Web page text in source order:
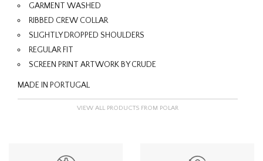
GARMENT WASHED
RIBBED CREW COLLAR
SLIGHTLY DROPPED SHOULDERS
REGULAR FIT
SCREEN PRINT ARTWORK BY CRUDE
MADE IN PORTUGAL
VIEW ALL PRODUCTS FROM POLAR